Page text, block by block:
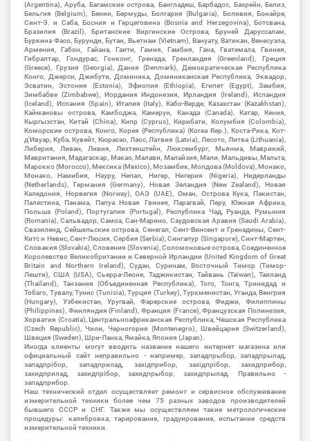
(Argentina), Аруба, Багамские острова, Бангладеш, Барбадос, Бахрейн, Белиз,
Бельгия (Belgium), Бенин, Бермуды, Болгария (Bulgaria), Боливия, Бонайре,
Синт-Э. и Саба, Босния и Герцеговина (Bosnia and Herzegovina), Ботсвана,
Бразилия (Brazil), Британские Виргинские Острова, Бруней Даруссалам,
Буркина Фасо, Бурунди, Бутан, Вьетнам (Vietnam), Вануату, Ватикан, Венесуэла,
Армения, Габон, Гайана, Гаити, Гамия, Гамбия, Гана, Гватемала, Гвинея,
Гибралтар, Гондурас, Гонконг, Гренада, Гренландия (Greenland), Греция
(Greece), Грузия (Georgia), Дания (Denmark), Демократическая Республика
Конго, Джерси, Джибути, Доминика, Доминиканская Республика, Эквадор,
Эсватин, Эстония (Estonia), Эфиопия (Ethiopia), Египет (Egypt), Замбия,
Зимбабве (Zimbabwe), Иордания Индонезия, Ирландия (Ireland), Исландия
(Iceland), Испания (Spain), Италия (Italy), Кабо-Верде, Казахстан (Kazakhstan),
Каймановы острова, Камбоджа, Камерун, Канада (Canada), Катар, Кения,
Кыргызстан, Китай (China), Кипр (Cyprus), Кирибати, Колумбия (Colombia),
Коморские острова, Конго, Корея (Республика) (Korea Rep.), Коста-Рика, Кот-
д'Ивуар, Куба, Кувейт, Кюрасао, Лаос, Латвия (Latvia), Лесото, Литва (Lithuania),
Либерия, Ливан, Ливия, Лихтенштейн, Люксембург, Мьянма, Маврикий,
Мавритания, Мадагаскар, Макао, Малави, Малайзия, Мали, Мальдивы, Мальта,
Марокко (Morocco), Мексика (Mexico), Мозамбик, Молдова (Moldova), Монако,
Монако, Намибия, Науру, Непал, Нигер, Нигерия (Nigeria), Нидерланды
(Netherlands), Германия (Germany), Новая Зеландия (New Zealand), Новая
Каледония, Норвегия (Norway), ОАЭ (UAE), Оман, Острова Кука, Пакистан,
Палестина, Панама, Папуа Новая Гвинея, Парагвай, Перу, Южная Африка,
Польша (Poland), Португалия (Portugal), Республика Чад, Руанда, Румыния
(Romania), Сальвадор, Самоа, Сан-Марино, Саудовская Аравия (Saudi Arabia),
Свазиленд, Сейшельские острова, Сенегал, Сент-Винсент и Гренадины, Сент-
Китс и Невис, Сент-Люсия, Сербия (Serbia), Сингапур (Singapore), Синт-Мартен,
Словакия (Slovakia), Словения (Slovenia), Соломоновые острова, Соединенное
Королевство Великобритании и Северной Ирландии (United Kingdom of Great
Britain and Northern Ireland), Судан, Суринам, Восточный Тимор (Тимор-
Лешти), США (USA), Сьерра-Леоне, Таджикистан, Тайвань (Taiwan), Таиланд
(Thailand), Танзания (Объединенная Республика), Того, Тонга, Тринидад и
Тобаго, Тувалу, Тунис (Tunisia), Турция (Turkey), Туркменистан, Уганда, Венгрия
(Hungary), Узбекистан, Уругвай, Фарерские острова, Фиджи, Филиппины
(Philippines), Финляндия (Finland), Франция (France), Французская Полинезия,
Хорватия (Croatia), Центральноафриканская Республика, Чешская Республика
(Czech Republic), Чили, Черногория (Montenegro), Швейцария (Switzerland),
Швеция (Sweden), Шри-Ланка, Ямайка, Япония (Japan).
Иногда клиенты могут вводить название нашего интернет магазина или
официальный сайт неправильно - например, западпрыбор, западпрылад,
западпрібор, западприлад, західприбор, західпрібор, захидприбор,
захидприлад, захидпрібор, захидпрыбор, захидпрылад. Правильно -
западприбор.
Наш технический отдел осуществляет ремонт и сервисное обслуживание
измерительной техники более чем 75 разных заводов производителей
бывшего СССР и СНГ. Также мы осуществляем такие метрологические
процедуры: калибровка, тарирование, градуирование, испытание средств
измерительной техники.